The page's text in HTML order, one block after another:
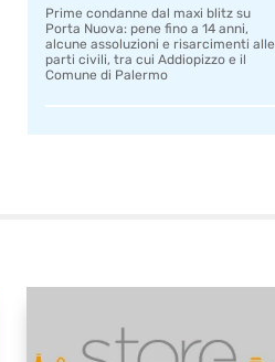
Prime condanne dal maxi blitz su
Porta Nuova: pene fino a 14 anni,
alcune assoluzioni e risarcimenti alle
parti civili, tra cui Addiopizzo e il
Comune di Palermo